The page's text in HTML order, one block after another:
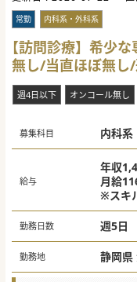
常勤 内科系・外科系
【訪問診療】希少
無し/当直ほぼ無し
週4日以下 オンコール無し
募集科目 内科系
給与
年収
月給
※スキ
10年目
15年
勤務日数 週5日
勤務地